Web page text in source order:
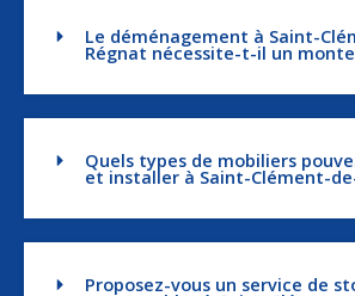
Le déménagement à Saint-
Régnat nécessite-t-il un
Quels types de mobiliers
et installer à Saint-Clément-
Proposez-vous un service de